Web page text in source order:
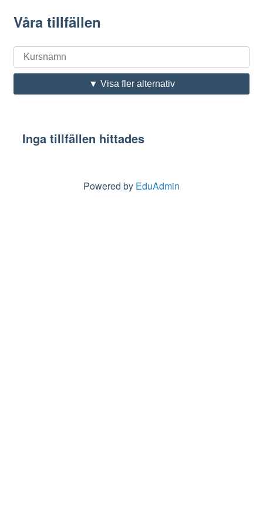
Våra tillfällen
▼ Visa fler alternativ
Inga tillfällen hittades
Powered by EduAdmin